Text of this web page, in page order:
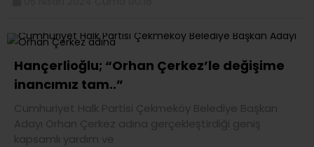
Hançerlioğlu; “Orhan Çerkez’le değişime
inancımız tam..”
Cumhuriyet Halk Partisi Çekmeköy Belediye Başkan
Adayı Orhan Çerkez adına gerçekleştirdiği geniş
kapsamlı yardım ve